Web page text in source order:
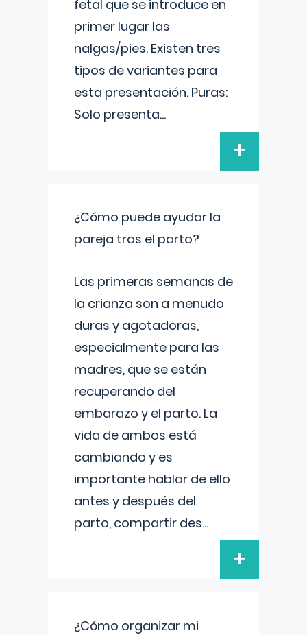
fetal que se introduce en
primer lugar las
nalgas/pies. Existen tres
tipos de variantes para
esta presentación. Puras:
Solo presenta...
+
¿Cómo puede ayudar la
pareja tras el parto?
Las primeras semanas de
la crianza son a menudo
duras y agotadoras,
especialmente para las
madres, que se están
recuperando del
embarazo y el parto. La
vida de ambos está
cambiando y es
importante hablar de ello
antes y después del
parto, compartir des...
+
¿Cómo organizar mi